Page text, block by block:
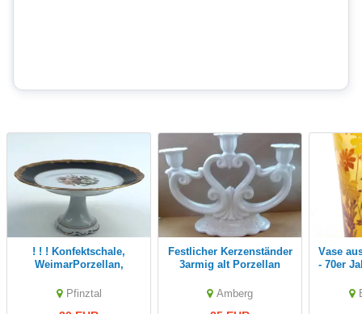
! ! ! Konfektschale,
WeimarPorzellan,
Pfinztal
Festlicher Kerzenständer
3armig alt Porzellan
Amberg
Vase aus Glas - Glasvase
- 70er